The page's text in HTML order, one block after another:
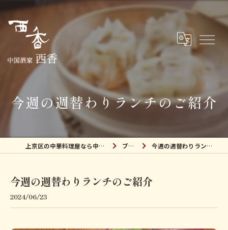
今週の週替わりランチのご紹介
上京区の中華料理屋なら中国酒家 西香 ブログ 今週の週替わりランチのご紹介
今週の週替わりランチのご紹介
2024/06/23